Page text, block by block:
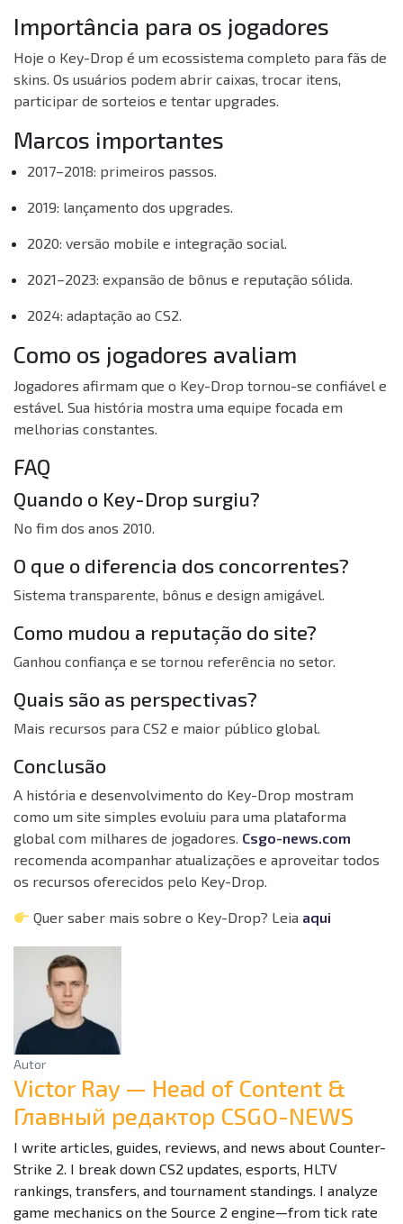
Importância para os jogadores
Hoje o Key-Drop é um ecossistema completo para fãs de
skins. Os usuários podem abrir caixas, trocar itens,
participar de sorteios e tentar upgrades.
Marcos importantes
2017–2018: primeiros passos.
2019: lançamento dos upgrades.
2020: versão mobile e integração social.
2021–2023: expansão de bônus e reputação sólida.
2024: adaptação ao CS2.
Como os jogadores avaliam
Jogadores afirmam que o Key-Drop tornou-se confiável e
estável. Sua história mostra uma equipe focada em
melhorias constantes.
FAQ
Quando o Key-Drop surgiu?
No fim dos anos 2010.
O que o diferencia dos concorrentes?
Sistema transparente, bônus e design amigável.
Como mudou a reputação do site?
Ganhou confiança e se tornou referência no setor.
Quais são as perspectivas?
Mais recursos para CS2 e maior público global.
Conclusão
A história e desenvolvimento do Key-Drop mostram
como um site simples evoluiu para uma plataforma
global com milhares de jogadores. Csgo-news.com
recomenda acompanhar atualizações e aproveitar todos
os recursos oferecidos pelo Key-Drop.
Quer saber mais sobre o Key-Drop? Leia aqui
Autor
Victor Ray — Head of Content &
Главный редактор CSGO-NEWS
I write articles, guides, reviews, and news about Counter-
Strike 2. I break down CS2 updates, esports, HLTV
rankings, transfers, and tournament standings. I analyze
game mechanics on the Source 2 engine—from tick rate